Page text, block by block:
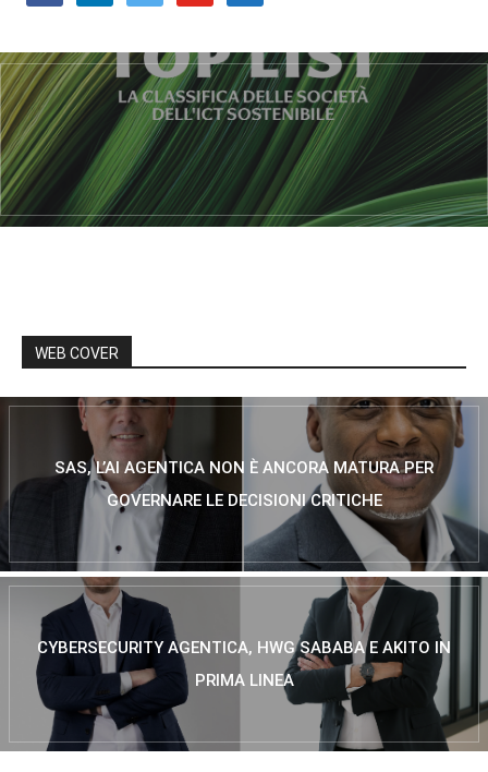
WEB COVER
SAS, L’AI AGENTICA NON È ANCORA MATURA PER
GOVERNARE LE DECISIONI CRITICHE
CYBERSECURITY AGENTICA, HWG SABABA E AKITO IN
PRIMA LINEA